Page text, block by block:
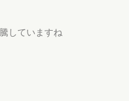
していますね